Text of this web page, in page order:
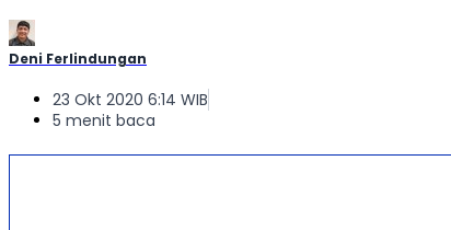
Deni Ferlindungan
23 Okt 2020 6:14 WIB
5 menit baca